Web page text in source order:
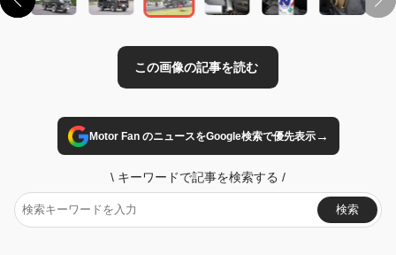
Motor Fan のニュースをGoogle検索で優先表示→
\ キーワードで記事を検索する /
検索